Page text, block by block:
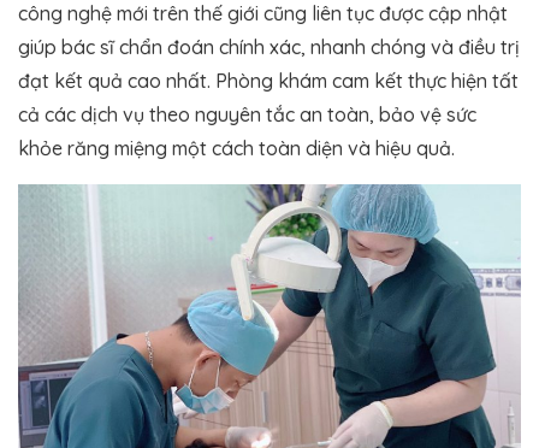
công nghệ mới trên thế giới cũng liên tục được cập nhật
giúp bác sĩ chẩn đoán chính xác, nhanh chóng và điều trị
đạt kết quả cao nhất. Phòng khám cam kết thực hiện tất
cả các dịch vụ theo nguyên tắc an toàn, bảo vệ sức
khỏe răng miệng một cách toàn diện và hiệu quả.